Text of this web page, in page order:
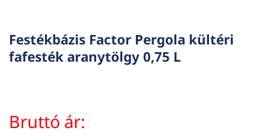
Festékbázis Factor Pergola kültéri
fafesték aranytölgy 0,75 L
Bruttó ár: